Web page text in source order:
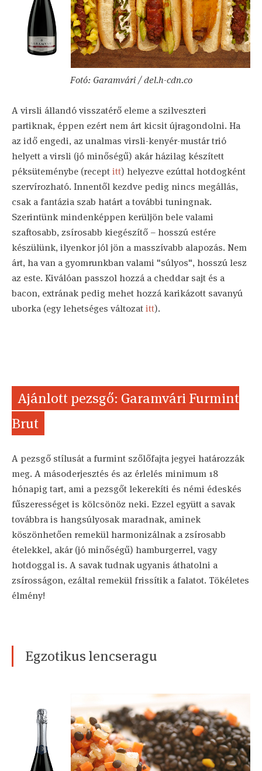
Fotó: Garamvári / del.h-cdn.co
A virsli állandó visszatérő eleme a szilveszteri
partiknak, éppen ezért nem árt kicsit újragondolni. Ha
az idő engedi, az unalmas virsli-kenyér-mustár trió
helyett a virsli (jó minőségű) akár házilag készített
péksüteménybe (receptitt) helyezve ezúttal hotdogként
szervírozható. Innentől kezdve pedig nincs megállás,
csak a fantázia szab határt a további tuningnak.
Szerintünk mindenképpen kerüljön bele valami
szaftosabb, zsírosabb kiegészítő – hosszú estére
készülünk, ilyenkor jól jön a masszívabb alapozás. Nem
árt, ha van a gyomrunkban valami "súlyos", hosszú lesz
az este. Kiválóan passzol hozzá a cheddar sajt és a
bacon, extrának pedig mehet hozzá karikázott savanyú
uborka (egy lehetséges változatitt).
Ajánlott pezsgő: Garamvári Furmint
Brut
A pezsgő stílusát a furmint szőlőfajta jegyei határozzák
meg. A másoderjesztés és az érlelés minimum 18
hónapig tart, ami a pezsgőt lekerekíti és némi édeskés
fűszerességet is kölcsönöz neki. Ezzel együtt a savak
továbbra is hangsúlyosak maradnak, aminek
köszönhetően remekül harmonizálnak a zsírosabb
ételekkel, akár (jó minőségű) hamburgerrel, vagy
hotdoggal is. A savak tudnak ugyanis áthatolni a
zsírosságon, ezáltal remekül frissítik a falatot. Tökéletes
élmény!
Egzotikus lencseragu